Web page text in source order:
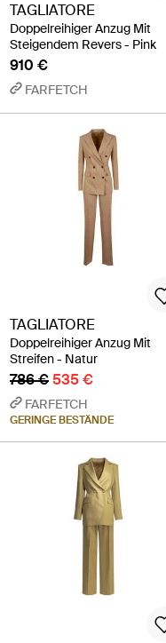
TAGLIATORE
Doppelreihiger Anzug Mit
Steigendem Revers - Pink
910 €
FARFETCH
TAGLIATORE
Doppelreihiger Anzug Mit
Streifen - Natur
786 €535 €
FARFETCH
GERINGE BESTÄNDE